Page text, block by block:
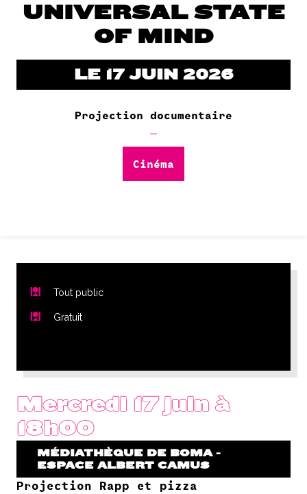
UNIVERSAL STATE
OF MIND
LE 17 JUIN 2026
Projection documentaire
Cinéma
Tout public
Gratuit
Mercredi 17 juin à
18h00
MÉDIATHÈQUE DE BOMA -
ESPACE ALBERT CAMUS
Projection Rapp et pizza